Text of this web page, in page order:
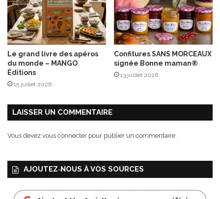
M
a
m
a
®
Le grand livre des apéros
du monde – MANGO
Éditions
15 juillet 2026
Confitures SANS MORCEAUX
signée Bonne maman®
13 juillet 2026
LAISSER UN COMMENTAIRE
Vous devez vous connecter pour publier un commentaire.
AJOUTEZ‑NOUS À VOS SOURCES